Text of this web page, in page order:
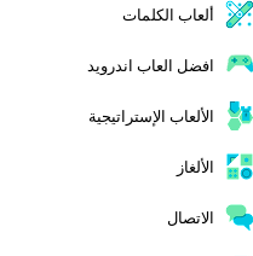
ألعاب الكلمات
افضل العاب اندرويد
الألعاب الإستراتيجية
الألغاز
الاتصال